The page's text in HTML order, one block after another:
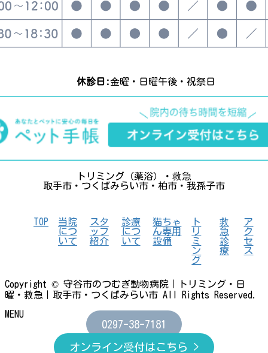
休診日:金曜・日曜午後・祝祭日
トリミング（薬浴）・救急
取手市・つくばみらい市・柏市・我孫子市
TOP
当院
につ
いて
スタ
ッフ
紹介
診療
につ
いて
猫ちゃ
ん専用
設備
ト
リ
ミ
ン
グ
救
急
診
療
ア
ク
セ
ス
Copyright © 守谷市のつむぎ動物病院｜トリミング・日
曜・救急｜取手市・つくばみらい市 All Rights Reserved.
MENU
0297-38-7181
オンライン受付はこちら >